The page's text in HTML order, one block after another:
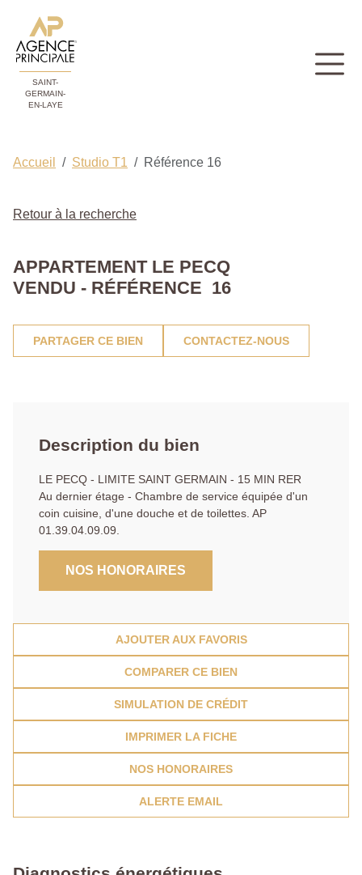
SAINT-
GERMAIN-
EN-LAYE
Accueil Studio T1 Référence 16
Retour à la recherche
APPARTEMENT LE PECQ
VENDU - RÉFÉRENCE 16
PARTAGER CE BIEN CONTACTEZ-NOUS
Description du bien
LE PECQ - LIMITE SAINT GERMAIN - 15 MIN RER
Au dernier étage - Chambre de service équipée d'un
coin cuisine, d'une douche et de toilettes. AP
01.39.04.09.09.
NOS HONORAIRES
AJOUTER AUX FAVORIS
COMPARER CE BIEN
SIMULATION DE CRÉDIT
IMPRIMER LA FICHE
NOS HONORAIRES
ALERTE EMAIL